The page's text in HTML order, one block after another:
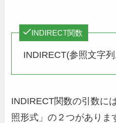
INDIRECT関数
INDIRECT(参照文字
INDIRECT関数の引数に
照形式」の２つがありま